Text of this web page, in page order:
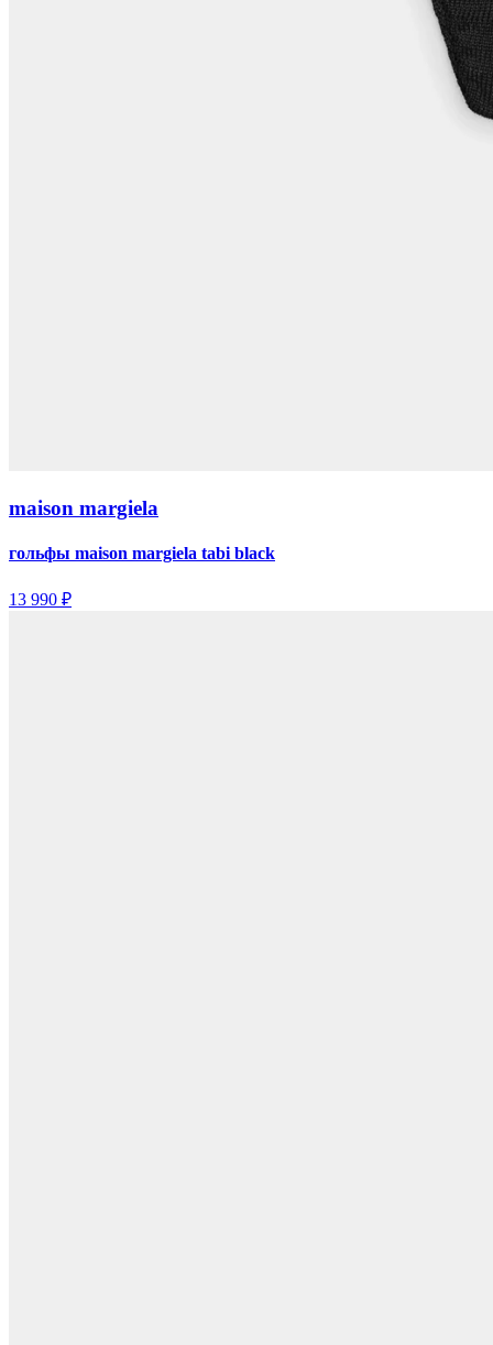
maison margiela
гольфы maison margiela tabi black
13 990 ₽